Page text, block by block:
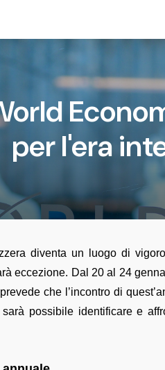
per l'era
diventa un luogo di
eccezione. Dal 20 al 24
che l’incontro di
possibile identificare e